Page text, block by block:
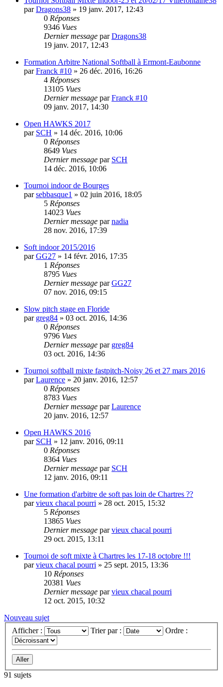
parDragons38 » 19 janv. 2017, 12:43
0 Réponses
9346 Vues
Dernier message parDragons38
19 janv. 2017, 12:43
Formation Arbitre National Softball à Ermont-Eaubonne
parFranck #10 » 26 déc. 2016, 16:26
4 Réponses
13105 Vues
Dernier message parFranck #10
09 janv. 2017, 14:30
Open HAWKS 2017
par SCH » 14 déc. 2016, 10:06
0 Réponses
8649 Vues
Dernier message par SCH
14 déc. 2016, 10:06
Tournoi indoor de Bourges
parsebbasque1 » 02 juin 2016, 18:05
5 Réponses
14023 Vues
Dernier message parnadia
28 nov. 2016, 17:39
Soft indoor 2015/2016
parGG27 » 14 févr. 2016, 17:35
1 Réponses
8795 Vues
Dernier message parGG27
07 nov. 2016, 09:15
Slow pitch stage en Floride
par greg84 » 03 oct. 2016, 14:36
0 Réponses
9796 Vues
Dernier message par greg84
03 oct. 2016, 14:36
Tournoi softball mixte fastpitch-Noisy 26 et 27 mars 2016
parLaurence » 20 janv. 2016, 12:57
0 Réponses
8783 Vues
Dernier message parLaurence
20 janv. 2016, 12:57
Open HAWKS 2016
par SCH » 12 janv. 2016, 09:11
0 Réponses
8364 Vues
Dernier message par SCH
12 janv. 2016, 09:11
Une formation d'arbitre de soft pas loin de Chartres ??
parvieux chacal pourri » 28 oct. 2015, 15:32
5 Réponses
13865 Vues
Dernier message parvieux chacal pourri
29 oct. 2015, 13:11
Tournoi de soft mixte à Chartres les 17-18 octobre !!!
parvieux chacal pourri » 25 sept. 2015, 13:36
10 Réponses
20381 Vues
Dernier message parvieux chacal pourri
12 oct. 2015, 10:32
Nouveau sujet
Afficher :
Trier par : Ordre :
91 sujets